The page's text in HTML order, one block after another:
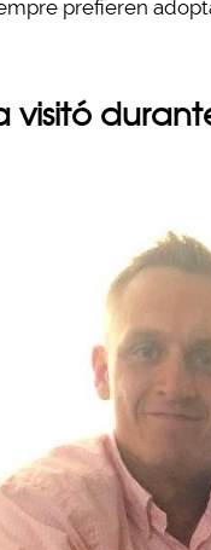
prefieren
visitó